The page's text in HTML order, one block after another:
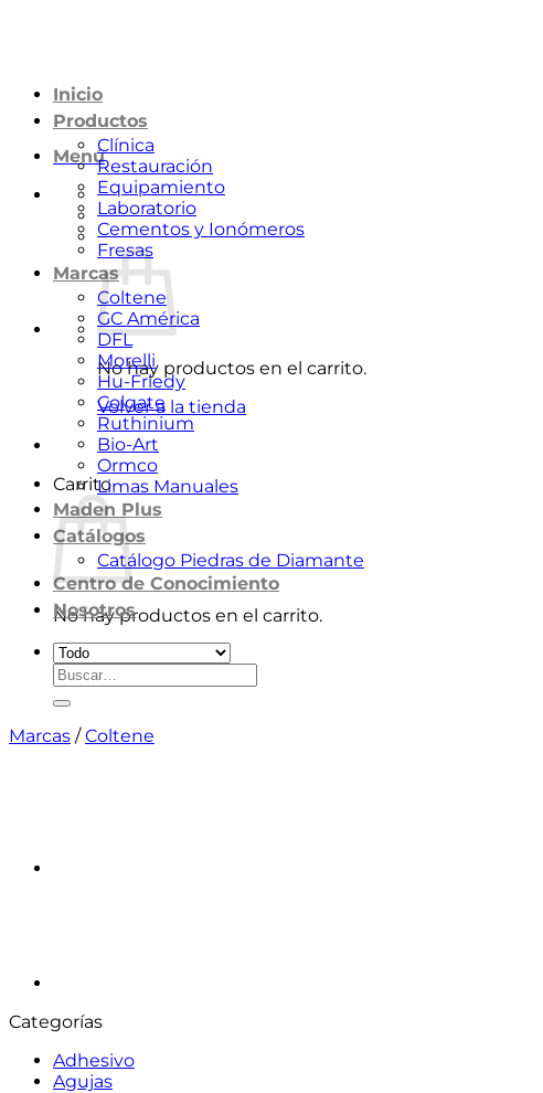
Menú
No hay productos en el carrito.
Volver a la tienda
Carrito
No hay productos en el carrito.
Volver a la tienda
Inicio
Productos
Clínica
Restauración
Equipamiento
Laboratorio
Cementos y Ionómeros
Fresas
Marcas
Coltene
GC América
DFL
Morelli
Hu-Friedy
Colgate
Ruthinium
Bio-Art
Ormco
Limas Manuales
Maden Plus
Catálogos
Catálogo Piedras de Diamante
Centro de Conocimiento
Nosotros
Buscar
por:
Marcas / Coltene
Categorías
Adhesivo
Agujas